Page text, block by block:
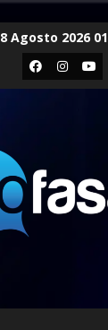
8 Agosto 2026
Facebook